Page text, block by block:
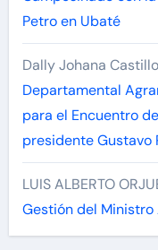
Petro en Ubaté
Dally Johana
Departamental
para el Encuentro
presidente Gustavo
LUIS ALBERTO
Gestión del